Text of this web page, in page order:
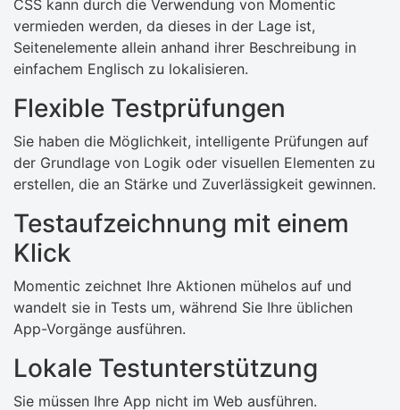
CSS kann durch die Verwendung von Momentic
vermieden werden, da dieses in der Lage ist,
Seitenelemente allein anhand ihrer Beschreibung in
einfachem Englisch zu lokalisieren.
Flexible Testprüfungen
Sie haben die Möglichkeit, intelligente Prüfungen auf
der Grundlage von Logik oder visuellen Elementen zu
erstellen, die an Stärke und Zuverlässigkeit gewinnen.
Testaufzeichnung mit einem
Klick
Momentic zeichnet Ihre Aktionen mühelos auf und
wandelt sie in Tests um, während Sie Ihre üblichen
App-Vorgänge ausführen.
Lokale Testunterstützung
Sie müssen Ihre App nicht im Web ausführen.